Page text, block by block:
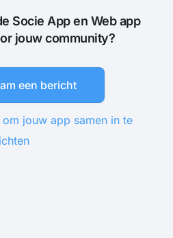
Socie App en Web app
jouw community?
een bericht
jouw app samen in te